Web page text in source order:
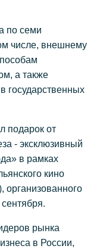
по семи
числе, внешнему
а также
государственных
подарок от
- эксклюзивный
в рамках
кино
организованного
рынка
в России,